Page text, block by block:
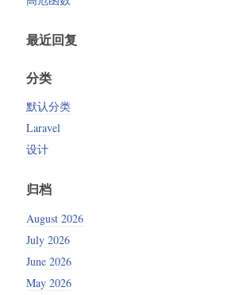
最近回复
分类
默认分类
Laravel
设计
归档
August 2026
July 2026
June 2026
May 2026